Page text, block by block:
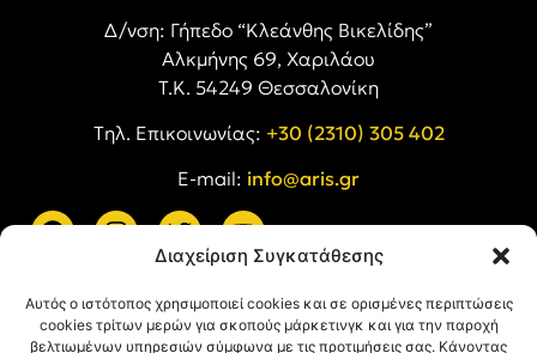
Διαχείριση Συγκατάθεσης
Αυτός ο ιστότοπος χρησιμοποιεί cookies και σε ορισμένες περιπτώσεις
cookies τρίτων μερών για σκοπούς μάρκετινγκ και για την παροχή
βελτιωμένων υπηρεσιών σύμφωνα με τις προτιμήσεις σας. Κάνοντας
Δ/νση: Γήπεδο “Κλεάνθης Βικελίδης”
Αλκμήνης 69, Χαριλάου
Τ.Κ. 54249 Θεσσαλονίκη
Tηλ. Επικοινωνίας: +30 (2310) 305 402
E-mail: info@aris.gr